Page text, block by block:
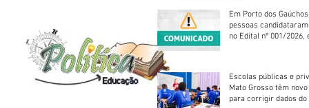
Em Porto dos
pessoas
no Edital nº 001/2026,
Escolas públicas e
Mato Grosso têm
para corrigir dados do